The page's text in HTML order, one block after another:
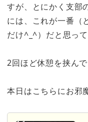
すが、とにかく支部
には、これが一番（
だけ^_^）だと思って
2回ほど休憩を挟ん
本日はこちらにお邪